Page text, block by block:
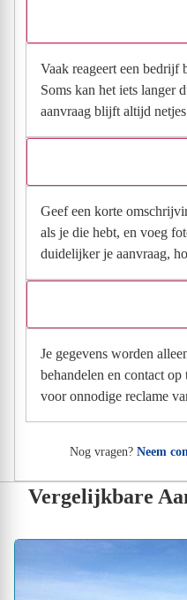
Vaak reageert een bedrijf
Soms kan het iets langer
aanvraag blijft altijd
Geef een korte
als je die hebt, en voeg
duidelijker je aanvraag,
Je gegevens worden
behandelen en contact
voor onnodige reclame
Nog vragen? Neem
Vergelijkbare